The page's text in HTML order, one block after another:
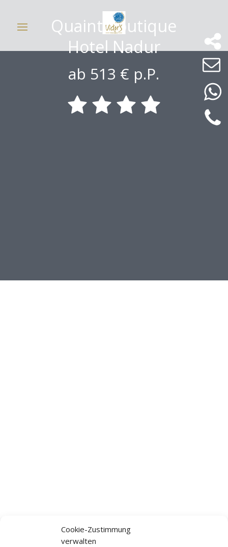
Cookie-Zustimmung
verwalten
Quaint Boutique
Hotel Nadur
ab 513 € p.P.